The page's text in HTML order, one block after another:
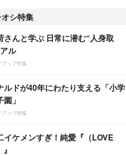
シ特集
さんと学ぶ 日常に潜む“人身取
ル
アップ特集
ルドが40年にわたり支える「小学
」
アップ特集
イケメンすぎ！純愛『（LOVE